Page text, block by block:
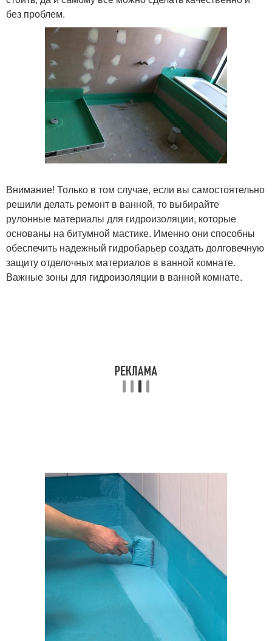
без проблем.
Внимание! Только в том случае, если вы самостоятельно
решили делать ремонт в ванной, то выбирайте
рулонные материалы для гидроизоляции, которые
основаны на битумной мастике. Именно они способны
обеспечить надежный гидробарьер создать долговечную
защиту отделочных материалов в ванной комнате.
Важные зоны для гидроизоляции в ванной комнате.